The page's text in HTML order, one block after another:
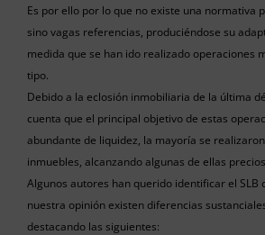
Es por ello por lo que no existe una normativa
sino vagas referencias, produciéndose su
medida que se han ido realizado operaciones
tipo.
Debido a la eclosión inmobiliaria de la última
cuenta que el principal objetivo de estas
abundante de liquidez, la mayoría se
inmuebles, alcanzando algunas de ellas
Algunos autores han querido identificar el SLB
nuestra opinión existen diferencias
destacando las siguientes: